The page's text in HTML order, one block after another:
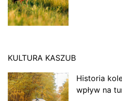
KULTURA KASZUB
Historia
wpływ na